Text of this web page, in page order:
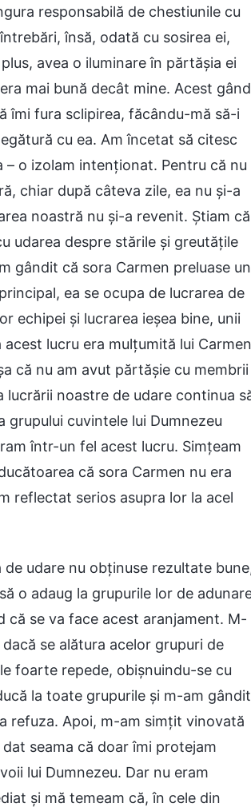
responsabilă de chestiunile cu
însă, odată cu sosirea ei,
avea o iluminare în părtășia ei
mai bună decât mine. Acest gând
îmi fura sclipirea, făcându-mă să-i
cu ea. Am încetat să citesc
– o izolam intenționat. Pentru că nu
chiar după câteva zile, ea nu și-a
noastră nu și-a revenit. Știam că
udarea despre stările și greutățile
gândit că sora Carmen preluase un
ea se ocupa de lucrarea de
echipei și lucrarea ieșea bine, unii
lucru era mulțumită lui Carmen
că nu am avut părtășie cu membrii
lucrării noastre de udare continua
cuvintele lui Dumnezeu
într-un fel acest lucru. Simțeam
că sora Carmen nu era
reflectat serios asupra lor la acel
udare nu obținuse rezultate
o adaug la grupurile lor de
se va face acest aranjament. M-
se alătura acelor grupuri de
foarte repede, obișnuindu-se cu
la toate grupurile și m-am gândit
refuza. Apoi, m-am simțit vinovată
dat seama că doar îmi protejam
lui Dumnezeu. Dar nu eram
și mă temeam că, în cele din